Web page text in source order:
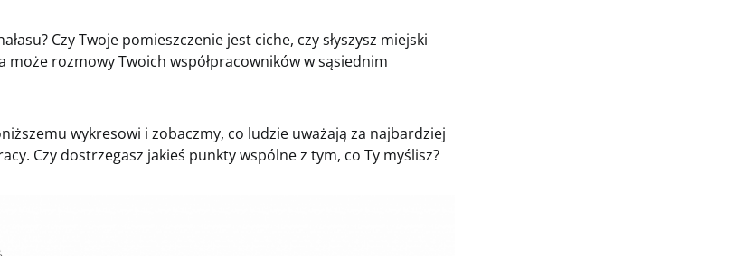
Czy Twoje pomieszczenie jest ciche, czy słyszysz miejski
może rozmowy Twoich współpracowników w sąsiednim
wykresowi i zobaczmy, co ludzie uważają za najbardziej
Czy dostrzegasz jakieś punkty wspólne z tym, co Ty myślisz?